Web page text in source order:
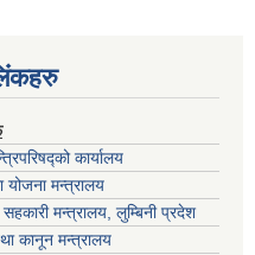
कार्यालय
योजना मन्त्रालय
सहकारी मन्त्रालय, लुम्बिनी प्रदेश
कानून मन्त्रालय